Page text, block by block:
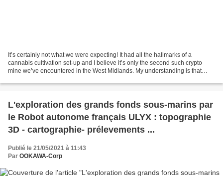
It’s certainly not what we were expecting! It had all the hallmarks of a
cannabis cultivation set-up and I believe it’s only the second such crypto
mine we’ve encountered in the West Midlands. My understanding is that
L'exploration des grands fonds sous-marins par
le Robot autonome français ULYX : topographie
3D - cartographie- prélevements ...
Publié le 21/05/2021 à 11:43
Par OOKAWA-Corp